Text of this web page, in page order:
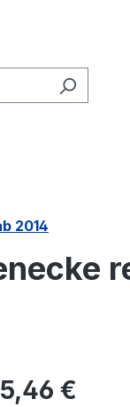
2014
Preis:
€